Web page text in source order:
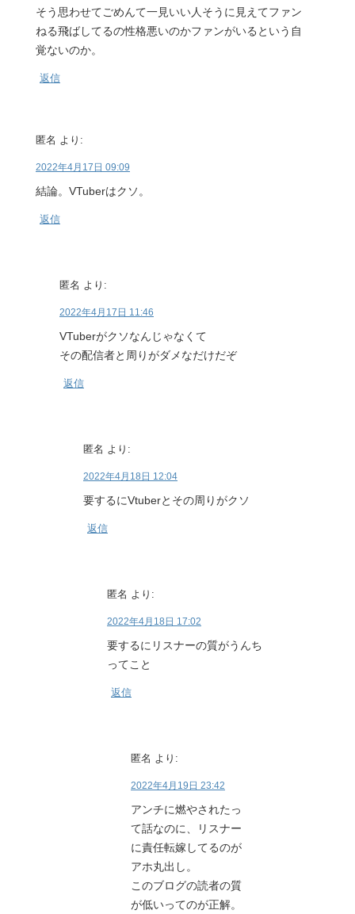
そう思わせてごめんて一見いい人そうに見えてファン
ねる飛ばしてるの性格悪いのかファンがいるという自
覚ないのか。
返信
匿名 より:
2022年4月17日 09:09
結論。VTuberはクソ。
返信
匿名 より:
2022年4月17日 11:46
VTuberがクソなんじゃなくて
その配信者と周りがダメなだけだぞ
返信
匿名 より:
2022年4月18日 12:04
要するにVtuberとその周りがクソ
返信
匿名 より:
2022年4月18日 17:02
要するにリスナーの質がうんち
ってこと
返信
匿名 より:
2022年4月19日 23:42
アンチに燃やされたっ
て話なのに、リスナー
に責任転嫁してるのが
アホ丸出し。
このブログの読者の質
が低いってのが正解。